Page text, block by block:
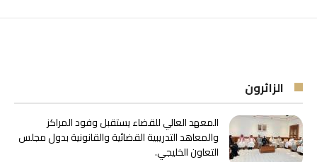
الزائرون
المعهد العالي للقضاء يستقبل وفود المراكز
والمعاهد التدريبية القضائية والقانونية بدول مجلس
التعاون الخليجي.